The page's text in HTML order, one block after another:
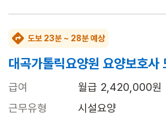
도보 23분 ~ 28분 예상
대곡가톨릭요양원 요양보호사
급여
월급 2,420,000원
근무유형
시설요양